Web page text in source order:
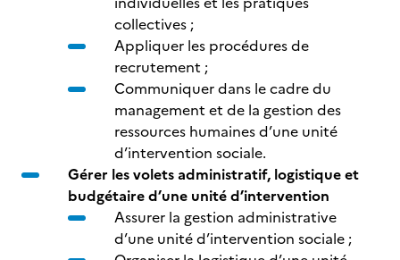
collectives ;
Appliquer les procédures de
recrutement ;
Communiquer dans le cadre du
management et de la gestion des
ressources humaines d’une unité
d’intervention sociale.
Gérer les volets administratif, logistique et
budgétaire d’une unité d’intervention
Assurer la gestion administrative
d’une unité d’intervention sociale ;